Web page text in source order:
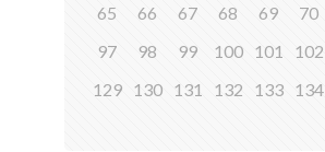
65
66 67 68 69 70
97
98 99 100 101 102
129 130 131 132 133 134